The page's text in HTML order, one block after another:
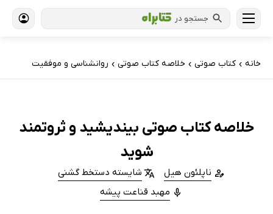
جستجو در
خانه › کتاب‌ صوتی › خلاصه کتاب صوتی › روانشناسی و موفقیت
خلاصه کتاب صوتی بیندیشید و ثروتمند
شوید
ناپلئون هیل
شایسته دستخط گشنی
مهبد قناعت پیشه